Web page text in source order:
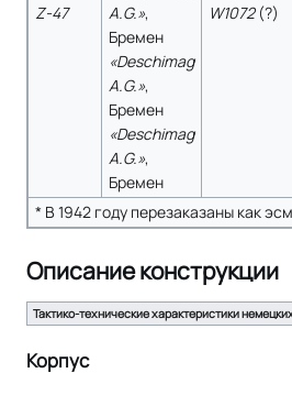
Z-47
A.G.»,
Бремен
«Deschimag
A.G.»,
Бремен
«Deschimag
A.G.»,
Бремен
W1072(?)
* В 1942 году перезаказаны как
Описание конструкции
Тактико-технические характеристики
Корпус